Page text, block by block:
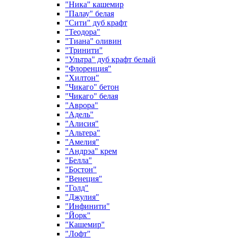
"Ника" кашемир
"Палау" белая
"Сити" дуб крафт
"Теодора"
"Тиана" оливин
"Тринити"
"Ультра" дуб крафт белый
"Флоренция"
"Хилтон"
"Чикаго" бетон
"Чикаго" белая
"Аврора"
"Адель"
"Алисия"
"Альтера"
"Амелия"
"Андрэа" крем
"Белла"
"Бостон"
"Венеция"
"Голд"
"Джулия"
"Инфинити"
"Йорк"
"Кашемир"
"Лофт"